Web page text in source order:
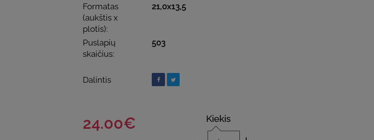
Formatas
(aukštis x
plotis):
21,0x13,5
Puslapių
skaičius:
503
Dalintis
24.00€ Kiekis